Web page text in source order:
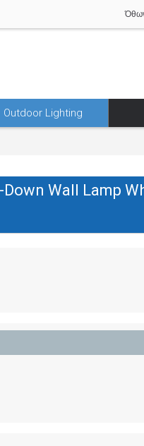
Outdoor Lighting
Down Wall Lamp